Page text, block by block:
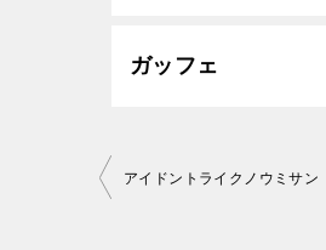
ガッフェ
投
アイドントライクノウミサン